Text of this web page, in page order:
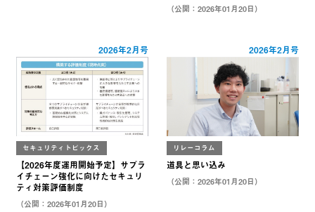
（公開：2026年01月20日）
2026年2月号
セキュリティトピックス
【2026年度運用開始予定】サプラ
イチェーン強化に向けたセキュリ
ティ対策評価制度
（公開：2026年01月20日）
2026年2月号
リレーコラム
道具と思い込み
（公開：2026年01月20日）